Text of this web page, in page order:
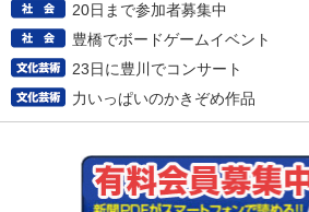
20日まで参加者募集中
豊橋でボードゲームイベント
23日に豊川でコンサート
力いっぱいのかきぞめ作品